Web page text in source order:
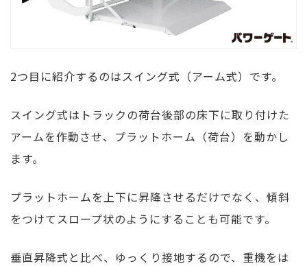
2つ目に紹介するのはスイング式（アーム式）です。
スイング式はトラックの荷台後部の床下に取り付けた
アームを作動させ、プラットホーム（荷台）を動かし
ます。
プラットホームを上下に昇降させるだけでなく、傾斜
をつけてスロープ状のようにすることも可能です。
垂直昇降式と比べ、ゆっくり接地するので、重機をは